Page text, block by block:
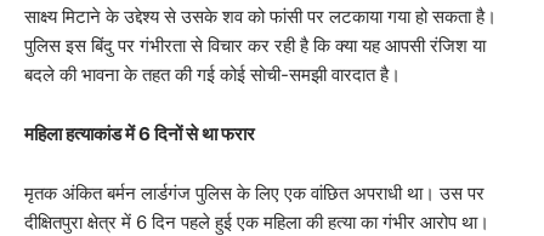
साक्ष्य मिटाने के उद्देश्य से उसके शव को फांसी पर लटकाया गया हो सकता है।
पुलिस इस बिंदु पर गंभीरता से विचार कर रही है कि क्या यह आपसी रंजिश या
बदले की भावना के तहत की गई कोई सोची-समझी वारदात है।
महिला हत्याकांड में 6 दिनों से था फरार
​मृतक अंकित बर्मन लार्डगंज पुलिस के लिए एक वांछित अपराधी था। उस पर
दीक्षितपुरा क्षेत्र में 6 दिन पहले हुई एक महिला की हत्या का गंभीर आरोप था।